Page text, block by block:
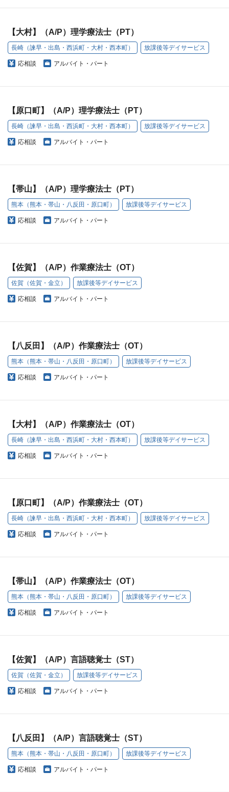
【大村】（A/P）理学療法士（PT）
長崎（諫早・出島・西浜町・大村・西本町） 放課後等デイサービス
応相談 アルバイト・パート
【原口町】（A/P）理学療法士（PT）
長崎（諫早・出島・西浜町・大村・西本町） 放課後等デイサービス
応相談 アルバイト・パート
【帯山】（A/P）理学療法士（PT）
熊本（熊本・帯山・八反田・原口町） 放課後等デイサービス
応相談 アルバイト・パート
【佐賀】（A/P）作業療法士（OT）
佐賀（佐賀・金立） 放課後等デイサービス
応相談 アルバイト・パート
【八反田】（A/P）作業療法士（OT）
熊本（熊本・帯山・八反田・原口町） 放課後等デイサービス
応相談 アルバイト・パート
【大村】（A/P）作業療法士（OT）
長崎（諫早・出島・西浜町・大村・西本町） 放課後等デイサービス
応相談 アルバイト・パート
【原口町】（A/P）作業療法士（OT）
長崎（諫早・出島・西浜町・大村・西本町） 放課後等デイサービス
応相談 アルバイト・パート
【帯山】（A/P）作業療法士（OT）
熊本（熊本・帯山・八反田・原口町） 放課後等デイサービス
応相談 アルバイト・パート
【佐賀】（A/P）言語聴覚士（ST）
佐賀（佐賀・金立） 放課後等デイサービス
応相談 アルバイト・パート
【八反田】（A/P）言語聴覚士（ST）
熊本（熊本・帯山・八反田・原口町） 放課後等デイサービス
応相談 アルバイト・パート